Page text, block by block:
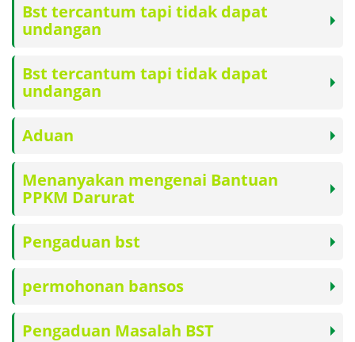
Bst tercantum tapi tidak dapat
undangan
Bst tercantum tapi tidak dapat
undangan
Aduan
Menanyakan mengenai Bantuan
PPKM Darurat
Pengaduan bst
permohonan bansos
Pengaduan Masalah BST